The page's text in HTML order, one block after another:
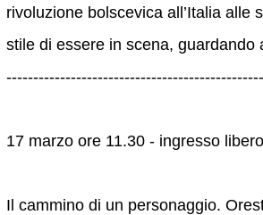
rivoluzione bolscevica all’Italia alle
stile di essere in scena,
17 marzo ore 11.30 - ingresso libero
Il cammino di un personaggio.